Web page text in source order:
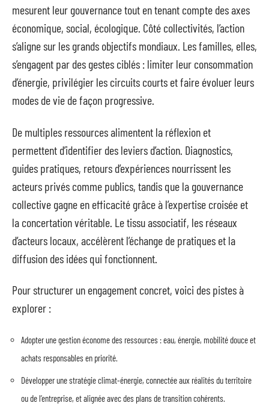
mesurent leur gouvernance tout en tenant compte des axes
économique, social, écologique. Côté collectivités, l’action
s’aligne sur les grands objectifs mondiaux. Les familles, elles,
s’engagent par des gestes ciblés : limiter leur consommation
d’énergie, privilégier les circuits courts et faire évoluer leurs
modes de vie de façon progressive.
De multiples ressources alimentent la réflexion et
permettent d’identifier des leviers d’action. Diagnostics,
guides pratiques, retours d’expériences nourrissent les
acteurs privés comme publics, tandis que la gouvernance
collective gagne en efficacité grâce à l’expertise croisée et
la concertation véritable. Le tissu associatif, les réseaux
d’acteurs locaux, accélèrent l’échange de pratiques et la
diffusion des idées qui fonctionnent.
Pour structurer un engagement concret, voici des pistes à
explorer :
Adopter une gestion économe des ressources : eau, énergie, mobilité douce et
achats responsables en priorité.
Développer une stratégie climat-énergie, connectée aux réalités du territoire
ou de l’entreprise, et alignée avec des plans de transition cohérents.